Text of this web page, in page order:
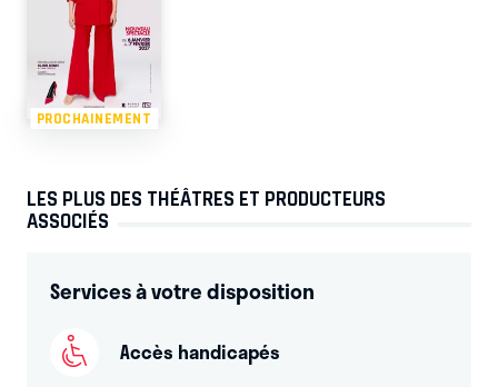
PROCHAINEMENT
LES PLUS DES THÉÂTRES ET PRODUCTEURS
ASSOCIÉS
Services à votre disposition
Accès handicapés